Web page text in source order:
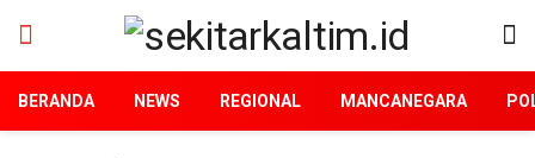
BERANDA NEWS REGIONAL MANCANEGARA